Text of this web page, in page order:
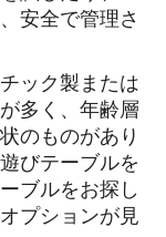
安全で管理さ
ック製または
多く、年齢層
のものがあり
びテーブルを
ブルをお探し
プションが見